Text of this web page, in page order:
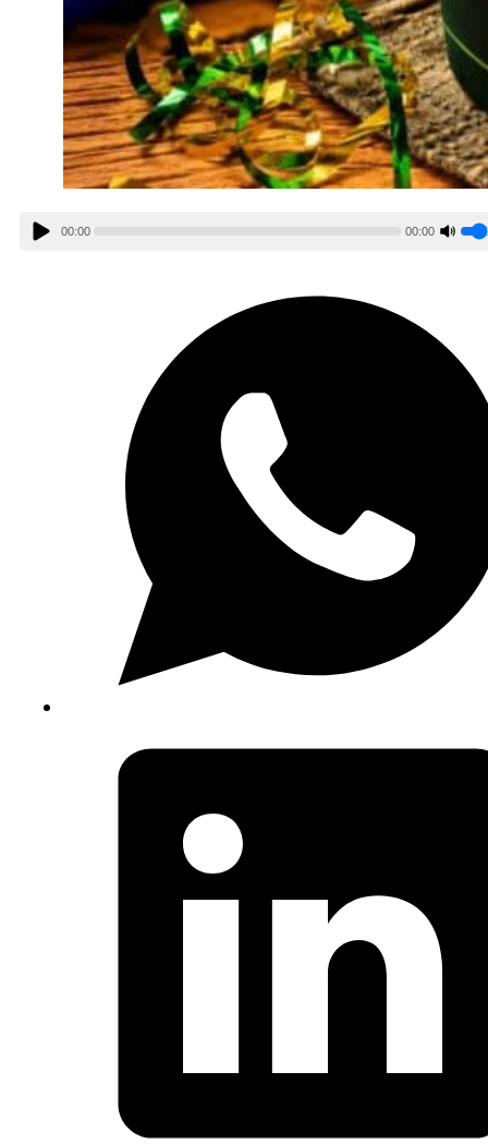
00:00 00:00